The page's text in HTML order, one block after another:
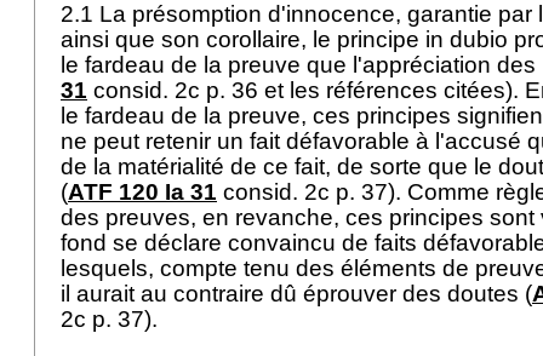
2.1 La présomption d'innocence, garantie par
ainsi que son corollaire, le principe in dubio
le fardeau de la preuve que l'appréciation des
31 consid. 2c p. 36 et les références citées).
le fardeau de la preuve, ces principes
ne peut retenir un fait défavorable à l'accusé
de la matérialité de ce fait, de sorte que le
(ATF 120 Ia 31 consid. 2c p. 37). Comme
des preuves, en revanche, ces principes sont
fond se déclare convaincu de faits
lesquels, compte tenu des éléments de
il aurait au contraire dû éprouver des doutes (
2c p. 37).